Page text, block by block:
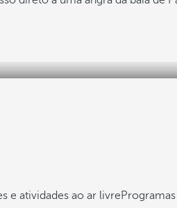
e atividades ao ar livre